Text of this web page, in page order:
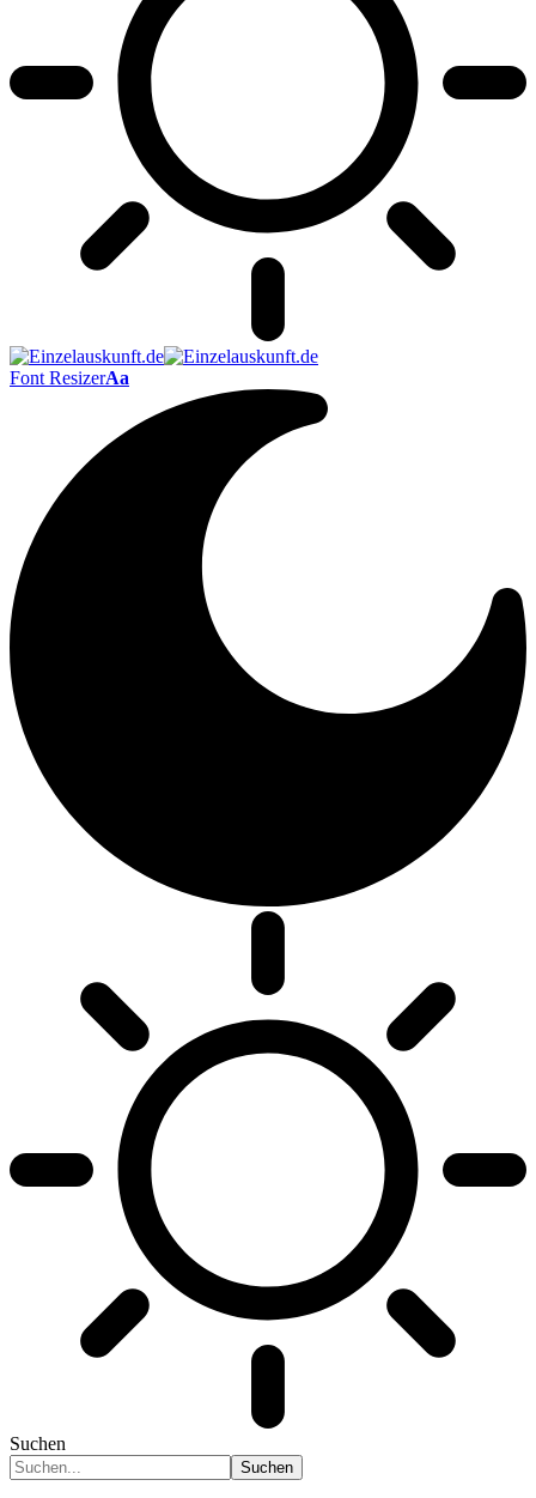
Font ResizerAa
Suchen